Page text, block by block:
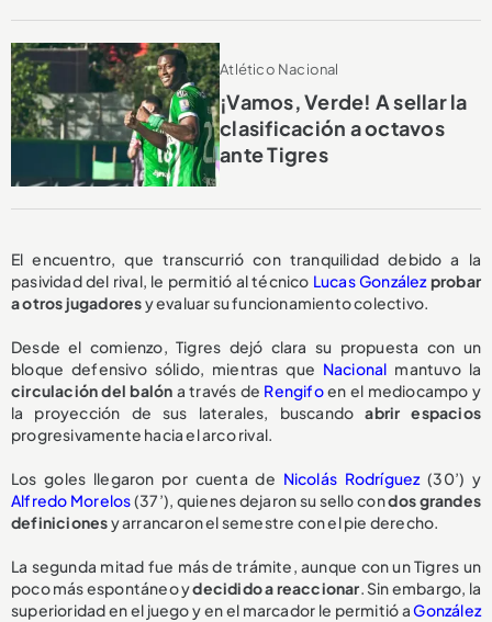
Atlético Nacional
¡Vamos, Verde! A sellar la
clasificación a octavos
ante Tigres
El encuentro, que transcurrió con tranquilidad debido a la
pasividad del rival, le permitió al técnico Lucas González probar
a otros jugadoresy evaluar su funcionamiento colectivo.
Desde el comienzo, Tigres dejó clara su propuesta con un
bloque defensivo sólido, mientras que Nacional mantuvo la
circulación del balón a través de Rengifoen el mediocampo y
la proyección de sus laterales, buscandoabrir espacios
progresivamente hacia el arco rival.
Los goles llegaron por cuenta de Nicolás Rodríguez (30’) y
Alfredo Morelos(37’), quienes dejaron su sello condos grandes
definicionesy arrancaron el semestre con el pie derecho.
La segunda mitad fue más de trámite, aunque con un Tigres un
poco más espontáneo ydecidido a reaccionar. Sin embargo, la
superioridad en el juego y en el marcador le permitió aGonzález